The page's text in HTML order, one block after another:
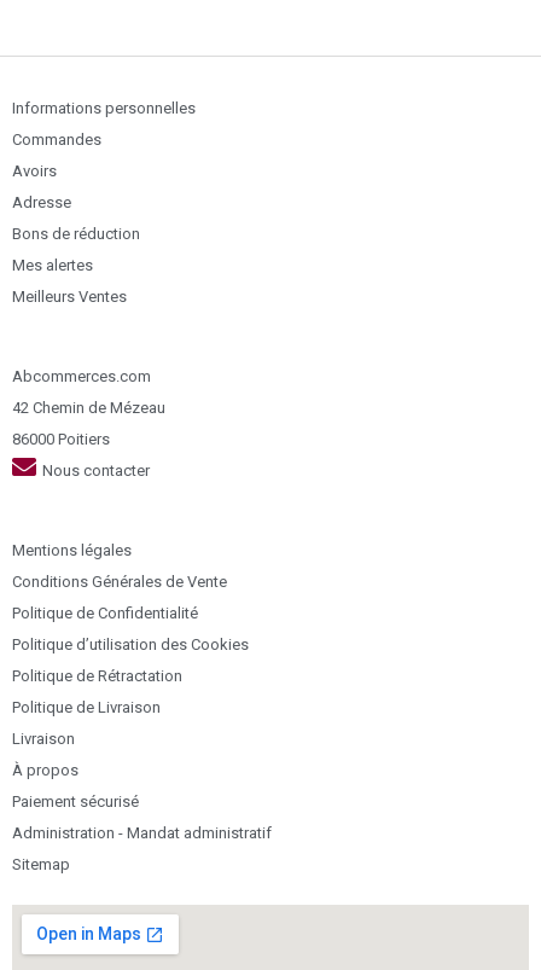
Informations personnelles
Commandes
Avoirs
Adresse
Bons de réduction
Mes alertes
Meilleurs Ventes
Abcommerces.com
42 Chemin de Mézeau
86000 Poitiers
Nous contacter
Mentions légales
Conditions Générales de Vente
Politique de Confidentialité
Politique d’utilisation des Cookies
Politique de Rétractation
Politique de Livraison
Livraison
À propos
Paiement sécurisé
Administration - Mandat administratif
Sitemap